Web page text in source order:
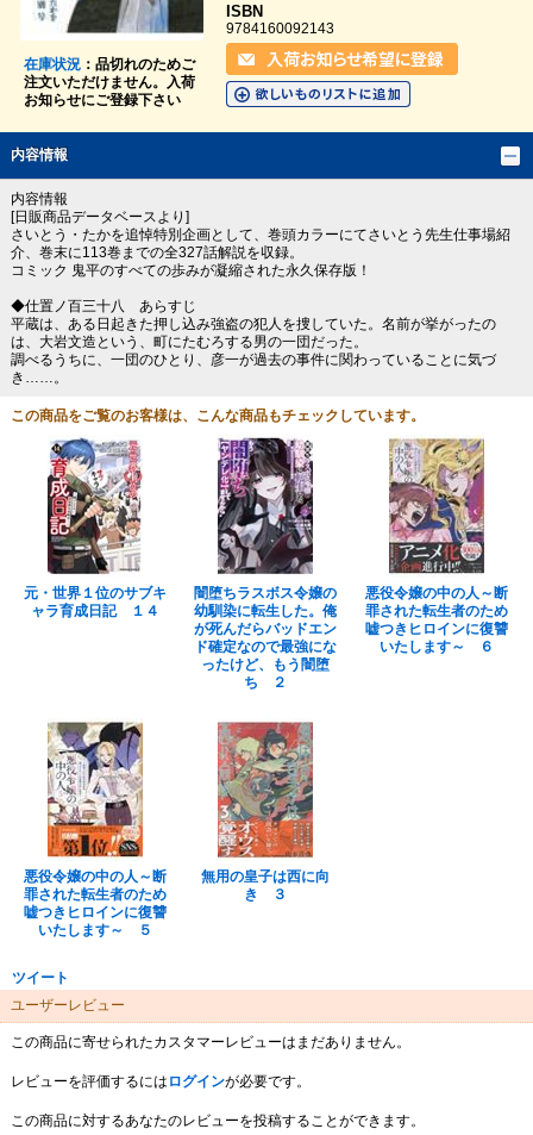
在庫状況：品切れのためご
注文いただけません。入荷
お知らせにご登録下さい
ISBN
9784160092143
内容情報
内容情報
[日販商品データベースより]
さいとう・たかを追悼特別企画として、巻頭カラーにてさいとう先生仕事場紹
介、巻末に113巻までの全327話解説を収録。
コミック 鬼平のすべての歩みが凝縮された永久保存版！
◆仕置ノ百三十八 あらすじ
平蔵は、ある日起きた押し込み強盗の犯人を捜していた。名前が挙がったの
は、大岩文造という、町にたむろする男の一団だった。
調べるうちに、一団のひとり、彦一が過去の事件に関わっていることに気づ
き……。
この商品をご覧のお客様は、こんな商品もチェックしています。
元・世界１位のサブキ
ャラ育成日記 １４
闇堕ちラスボス令嬢の
幼馴染に転生した。俺
が死んだらバッドエン
ド確定なので最強にな
ったけど、もう闇堕
ち ２
悪役令嬢の中の人～断
罪された転生者のため
嘘つきヒロインに復讐
いたします～ ６
悪役令嬢の中の人～断
罪された転生者のため
嘘つきヒロインに復讐
いたします～ ５
無用の皇子は西に向
き ３
ツイート
ユーザーレビュー
この商品に寄せられたカスタマーレビューはまだありません。
レビューを評価するには ログインが必要です。
この商品に対するあなたのレビューを投稿することができます。